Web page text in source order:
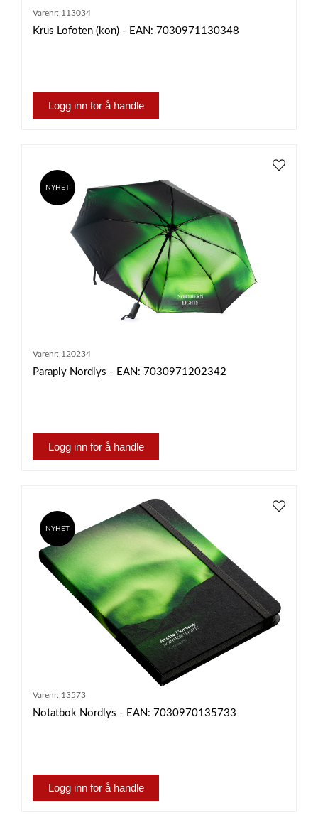
Varenr: 113034
Krus Lofoten (kon) - EAN: 7030971130348
Logg inn for å handle
NYHET
Varenr: 120234
Paraply Nordlys - EAN: 7030971202342
Logg inn for å handle
NYHET
Varenr: 13573
Notatbok Nordlys - EAN: 7030970135733
Logg inn for å handle